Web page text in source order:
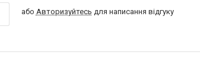
або Авторизуйтесь для написання відгуку